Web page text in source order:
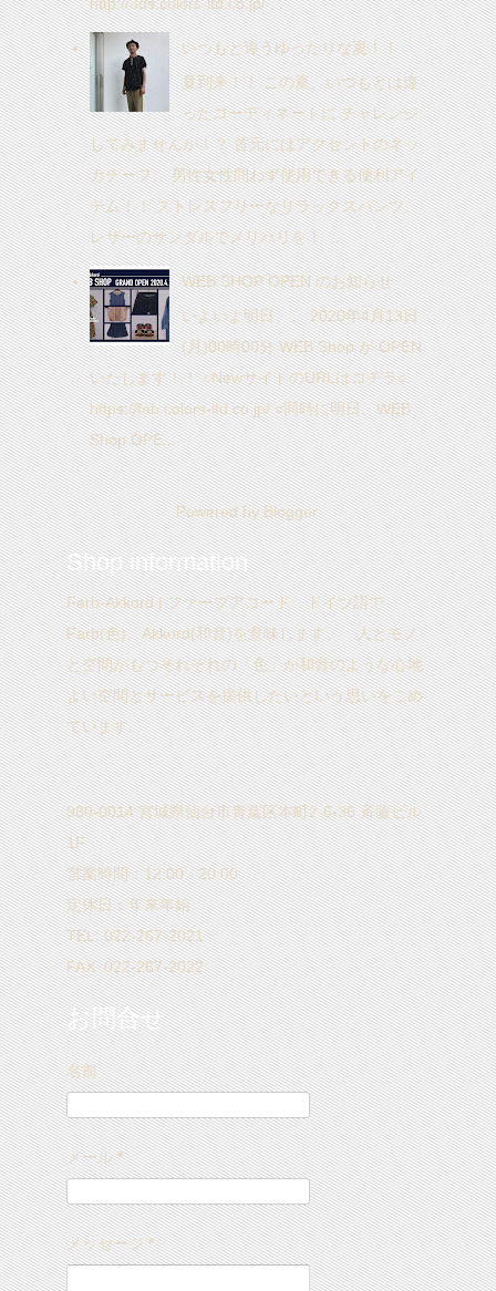
http://3ds.colors-ltd.co.jp/ ...
いつもと違うゆったりな夏！！
夏到来！！ この夏、いつもとは違
ったコーディネートに チャレンジ
してみませんか！？ 首元にはアクセントのネッ
カチーフ。 男性女性問わず使用できる便利アイ
テム！！ ストレスフリーなリラックスパンツ。
レザーのサンダルでメリハリを！ ...
WEB SHOP OPEN のお知らせ
いよいよ明日、、 2020年4月13日
(月)00時00分 WEB Shop が OPEN
いたします！！ ○NewサイトのURLはコチラ○
https://fab.colors-ltd.co.jp/ ○同時に明日、WEB
Shop OPE...
Powered byBlogger.
Shop information
Farb-Akkord | ファーブアコード ドイツ語で
Farb(色)、Akkord(和音)を意味します。 人とモノ
と空間がもつそれぞれの「色」が和音のような心地
よい空間とサービスを提供したいという思いをこめ
ています。
980-0014 宮城県仙台市青葉区本町2-6-36 斉藤ビル
1F
営業時間：12:00 - 20:00
定休日：年末年始
TEL: 022-267-2021
FAX: 022-267-2022
お問合せ
名前
メール*
メッセージ*